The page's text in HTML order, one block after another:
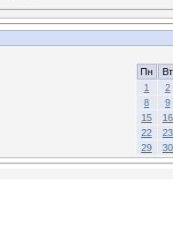
Пн
Вт
1
2
8
9
15
16
22
23
29
30